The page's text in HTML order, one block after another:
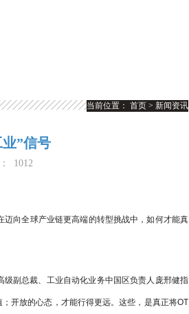
当前位置： 首页 > 新闻资讯
”信号
1012
向全球产业链更高端的转型挑战中，如何才能真
副总裁、工业自动化业务中国区负责人庞邢健指
开放的心态，才能行得更远。这些，是真正将OT